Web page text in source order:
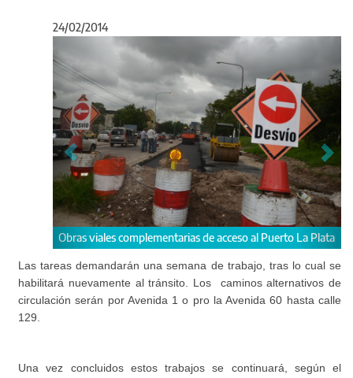
24/02/2014
complementarias de acceso al Puerto La Plata Obras viales
Anterior
Las tareas demandarán una semana de trabajo, tras lo cual se
habilitará nuevamente al tránsito. Los caminos alternativos de
circulación serán por Avenida 1 o pro la Avenida 60 hasta calle
129.
Una vez concluidos estos trabajos se continuará, según el